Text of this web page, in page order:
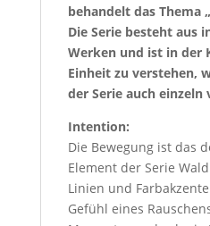
behandelt das Thema
Die Serie besteht aus
Werken und ist in der
Einheit zu verstehen,
der Serie auch
Intention:
Die Bewegung ist das
Element der Serie
Linien und
Gefühl eines